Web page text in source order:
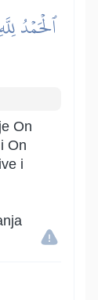
ٱلۡحَمۡدُ
On
On
i